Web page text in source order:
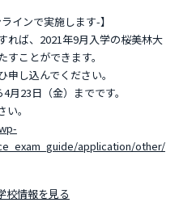
インで実施します-】
れば、2021年9月入学の桜美林大
ことができます。
し込んでください。
月23日（金）までです。
。
application/other/
校情報を見る